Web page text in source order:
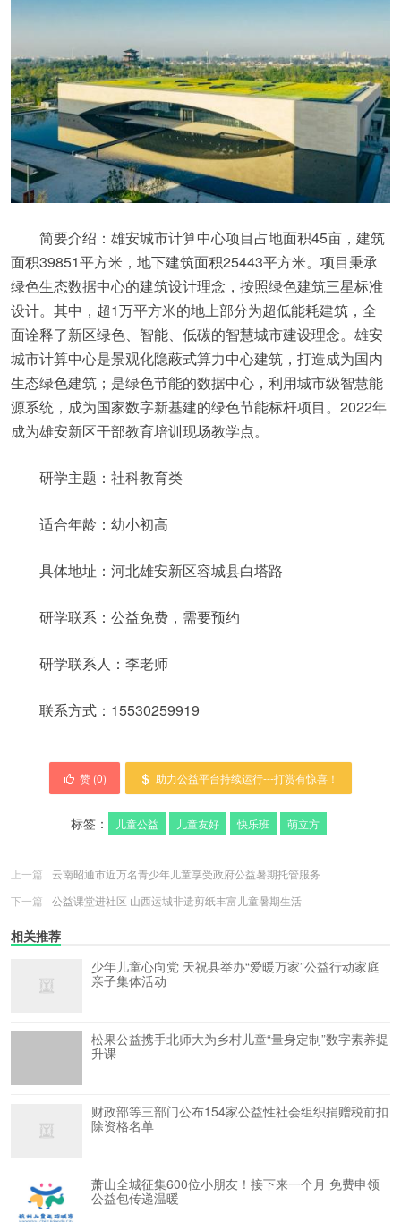
简要介绍：雄安城市计算中心项目占地面积45亩，建筑
面积39851平方米，地下建筑面积25443平方米。项目秉承
绿色生态数据中心的建筑设计理念，按照绿色建筑三星标准
设计。其中，超1万平方米的地上部分为超低能耗建筑，全
面诠释了新区绿色、智能、低碳的智慧城市建设理念。雄安
城市计算中心是景观化隐蔽式算力中心建筑，打造成为国内
生态绿色建筑；是绿色节能的数据中心，利用城市级智慧能
源系统，成为国家数字新基建的绿色节能标杆项目。2022年
成为雄安新区干部教育培训现场教学点。
研学主题：社科教育类
适合年龄：幼小初高
具体地址：河北雄安新区容城县白塔路
研学联系：公益免费，需要预约
研学联系人：李老师
联系方式：15530259919
赞 (0) 助力公益平台持续运行---打赏有惊喜！
标签： 儿童公益 儿童友好 快乐班 萌立方
上一篇
云南昭通市近万名青少年儿童享受政府公益暑期托管服务
下一篇
公益课堂进社区 山西运城非遗剪纸丰富儿童暑期生活
相关推荐
少年儿童心向党 天祝县举办“爱暖万家”公益行动家庭
亲子集体活动
松果公益携手北师大为乡村儿童“量身定制”数字素养提
升课
财政部等三部门公布154家公益性社会组织捐赠税前扣
除资格名单
萧山全城征集600位小朋友！接下来一个月 免费申领
公益包传递温暖